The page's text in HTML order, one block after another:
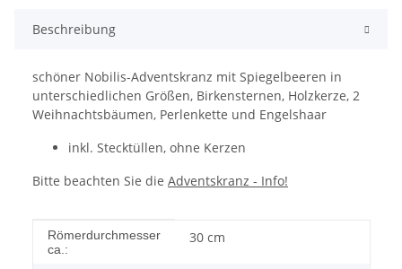
Beschreibung
schöner Nobilis-Adventskranz mit Spiegelbeeren in
unterschiedlichen Größen, Birkensternen, Holzkerze, 2
Weihnachtsbäumen, Perlenkette und Engelshaar
inkl. Stecktüllen, ohne Kerzen
Bitte beachten Sie die Adventskranz - Info!
Produkteigenschaft
Wert
Römerdurchmesser
ca.:
30 cm